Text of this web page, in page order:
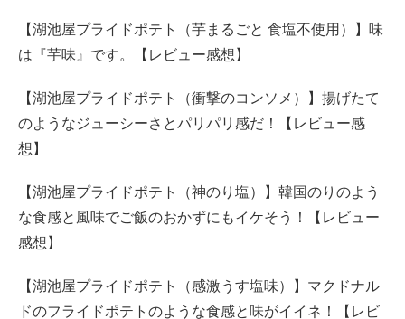
【湖池屋プライドポテト（芋まるごと 食塩不使用）】味
は『芋味』です。【レビュー感想】
【湖池屋プライドポテト（衝撃のコンソメ）】揚げたて
のようなジューシーさとパリパリ感だ！【レビュー感
想】
【湖池屋プライドポテト（神のり塩）】韓国のりのよう
な食感と風味でご飯のおかずにもイケそう！【レビュー
感想】
【湖池屋プライドポテト（感激うす塩味）】マクドナル
ドのフライドポテトのような食感と味がイイネ！【レビ